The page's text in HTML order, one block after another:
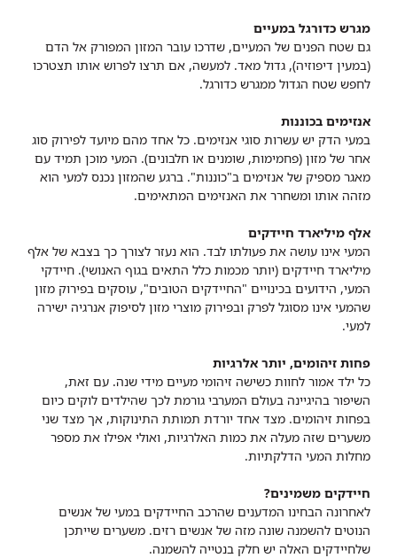
מגרש כדורגל במעיים
גם שטח הפנים של המעיים, שדרכו עובר המזון המפורק אל הדם
(במעין דיפוזיה), גדול מאד. למעשה, אם תרצו לפרוש אותו תצטרכו
לחפש שטח הגדול ממגרש כדורגל.
אנזימים בכוננות
במעי הדק יש עשרות סוגי אנזימים. כל אחד מהם מיועד לפירוק סוג
אחר של מזון (פחמימות, שומנים או חלבונים). המעי מוכן תמיד עם
מאגר מספיק של אנזימים ב"כוננות". ברגע שהמזון נכנס למעי הוא
מזהה אותו ומשחרר את האנזימים המתאימים.
אלף מיליארד חיידקים
המעי אינו עושה את פעולתו לבד. הוא נעזר לצורך כך בצבא של אלף
מיליארד חיידקים (יותר מכמות כלל התאים בגוף האנושי). חיידקי
המעי, הידועים בכינויים "החיידקים הטובים", עוסקים בפירוק מזון
שהמעי אינו מסוגל לפרק ובפירוק מוצרי מזון לסיפוק אנרגיה ישירה
למעי.
פחות זיהומים, יותר אלרגיות
כל ילד אמור לחוות כשישה זיהומי מעיים מידי שנה. עם זאת,
השיפור בהיגיינה בעולם המערבי גורמת לכך שהילדים לוקים כיום
בפחות זיהומים. מצד אחד יורדת תמותת התינוקות, אך מצד שני
משערים שזה מעלה את כמות האלרגיות, ואולי אפילו את מספר
מחלות המעי הדלקתיות.
חיידקים משמינים?
לאחרונה הבחינו המדענים שהרכב החיידקים במעי של אנשים
הנוטים להשמנה שונה מזה של אנשים רזים. משערים שייתכן
שלחיידקים האלה יש חלק בנטייה להשמנה.